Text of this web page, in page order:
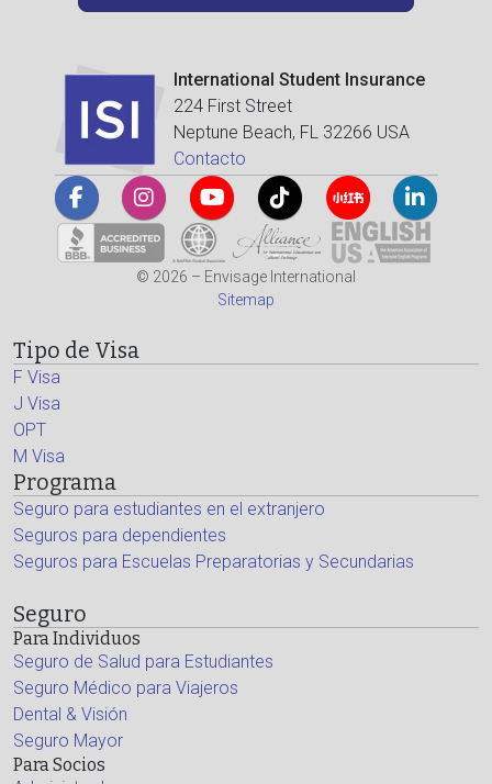
International Student Insurance
224 First Street
Neptune Beach, FL 32266 USA
Contacto
© 2026 – Envisage International
Sitemap
Tipo de Visa
F Visa
J Visa
OPT
M Visa
Programa
Seguro para estudiantes en el extranjero
Seguros para dependientes
Seguros para Escuelas Preparatorias y Secundarias
Seguro
Para Individuos
Seguro de Salud para Estudiantes
Seguro Médico para Viajeros
Dental & Visión
Seguro Mayor
Para Socios